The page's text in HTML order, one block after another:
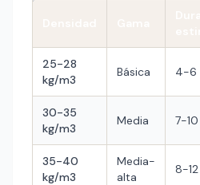
25-28
kg/m3
Básica 4-6
30-35
kg/m3
Media 7-
35-40
kg/m3
Media-
alta
8-